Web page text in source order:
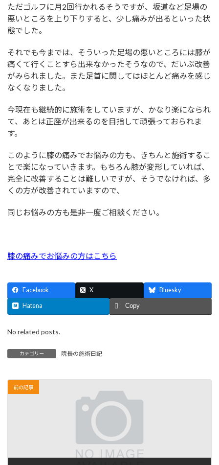
ただゴルフに月2回行かれるそうですが、坂道など足場の
悪いところを上り下りすると、少し痛みが出るといった状
態でした。
それでも今までは、そういった足場の悪いところには膝が
痛くて行くことすら出来なかったそうなので、だいぶ改善
がみられました。また足首に関してはほとんど痛みを感じ
なくなりました。
今現在も継続的に施術をしていますが、かなり楽になられ
て、あとは正座が出来るのを目指して頑張っておられま
す。
このように膝の痛みでお悩みの方も、きちんと施術するこ
とで楽になっていきます。もちろん膝が変形していれば、
完全に改善することは難しいですが、そうでなければ、多
くの方が改善されていますので、
同じお悩みの方も是非一度ご相談ください。
膝の痛みでお悩みの方はこちら
Facebook X Bluesky
Hatena Copy
No related posts.
カテゴリー 院長の施術日記
前の記事